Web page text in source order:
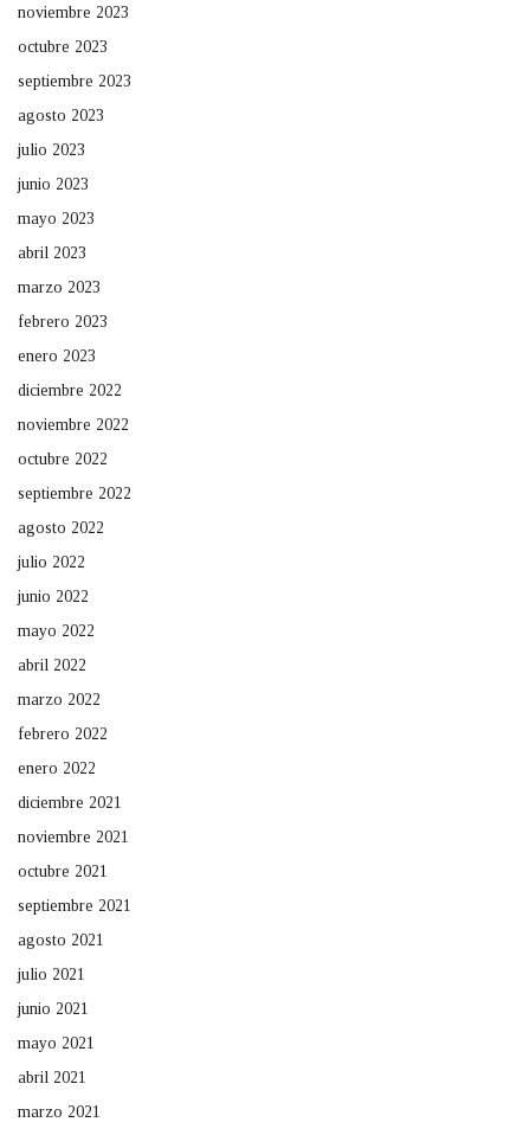
noviembre 2023
octubre 2023
septiembre 2023
agosto 2023
julio 2023
junio 2023
mayo 2023
abril 2023
marzo 2023
febrero 2023
enero 2023
diciembre 2022
noviembre 2022
octubre 2022
septiembre 2022
agosto 2022
julio 2022
junio 2022
mayo 2022
abril 2022
marzo 2022
febrero 2022
enero 2022
diciembre 2021
noviembre 2021
octubre 2021
septiembre 2021
agosto 2021
julio 2021
junio 2021
mayo 2021
abril 2021
marzo 2021